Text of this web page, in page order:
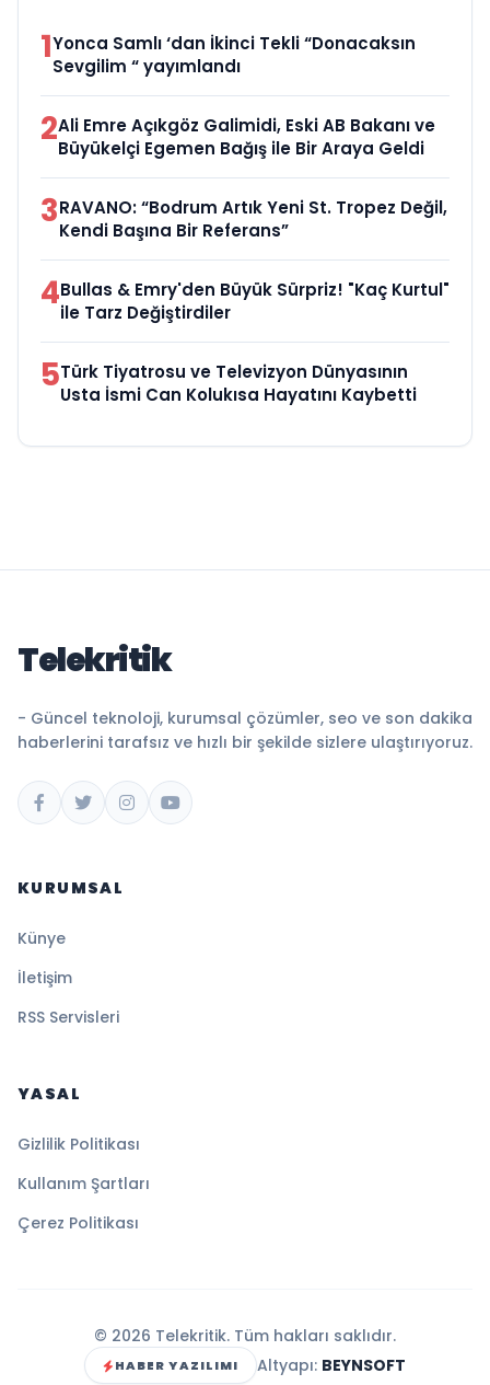
1Yonca Samlı ‘dan İkinci Tekli “Donacaksın
Sevgilim “ yayımlandı
2Ali Emre Açıkgöz Galimidi, Eski AB Bakanı ve
Büyükelçi Egemen Bağış ile Bir Araya Geldi
3RAVANO: “Bodrum Artık Yeni St. Tropez Değil,
Kendi Başına Bir Referans”
4Bullas & Emry'den Büyük Sürpriz! "Kaç Kurtul"
ile Tarz Değiştirdiler
5Türk Tiyatrosu ve Televizyon Dünyasının
Usta İsmi Can Kolukısa Hayatını Kaybetti
Telekritik
- Güncel teknoloji, kurumsal çözümler, seo ve son dakika
haberlerini tarafsız ve hızlı bir şekilde sizlere ulaştırıyoruz.
KURUMSAL
Künye
İletişim
RSS Servisleri
YASAL
Gizlilik Politikası
Kullanım Şartları
Çerez Politikası
© 2026 Telekritik. Tüm hakları saklıdır.
HABER YAZILIMI Altyapı: BEYNSOFT